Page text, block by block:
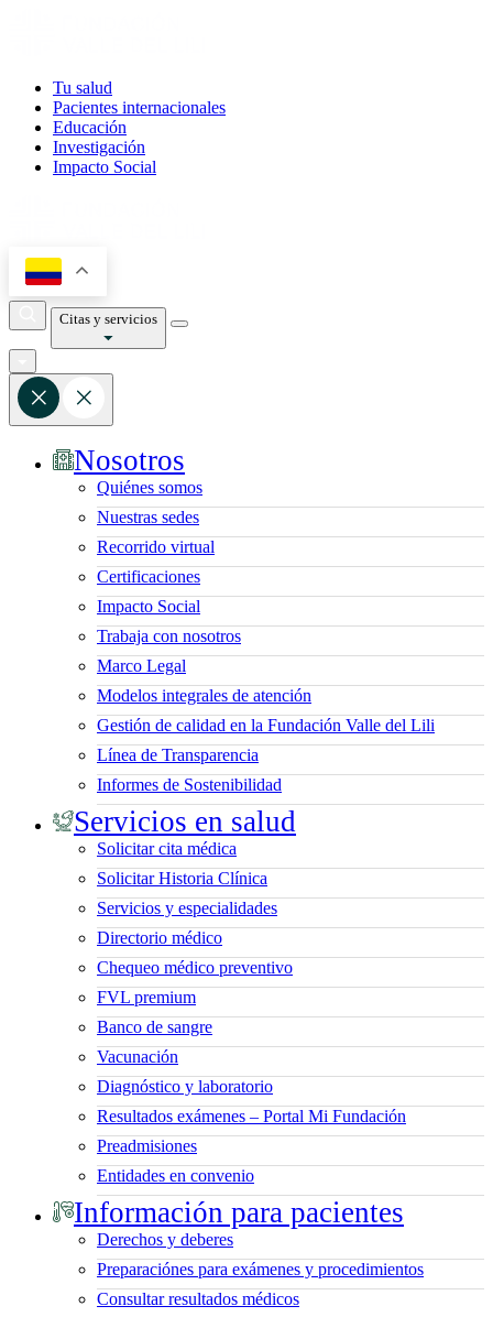
Tu salud
Pacientes internacionales
Educación
Investigación
Impacto Social
Citas y servicios
Nosotros
Quiénes somos
Nuestras sedes
Recorrido virtual
Certificaciones
Impacto Social
Trabaja con nosotros
Marco Legal
Modelos integrales de atención
Gestión de calidad en la Fundación Valle del Lili
Línea de Transparencia
Informes de Sostenibilidad
Servicios en salud
Solicitar cita médica
Solicitar Historia Clínica
Servicios y especialidades
Directorio médico
Chequeo médico preventivo
FVL premium
Banco de sangre
Vacunación
Diagnóstico y laboratorio
Resultados exámenes – Portal Mi Fundación
Preadmisiones
Entidades en convenio
Información para pacientes
Derechos y deberes
Preparaciónes para exámenes y procedimientos
Consultar resultados médicos